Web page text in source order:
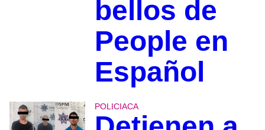
bellos de
People en
Español
POLICIACA